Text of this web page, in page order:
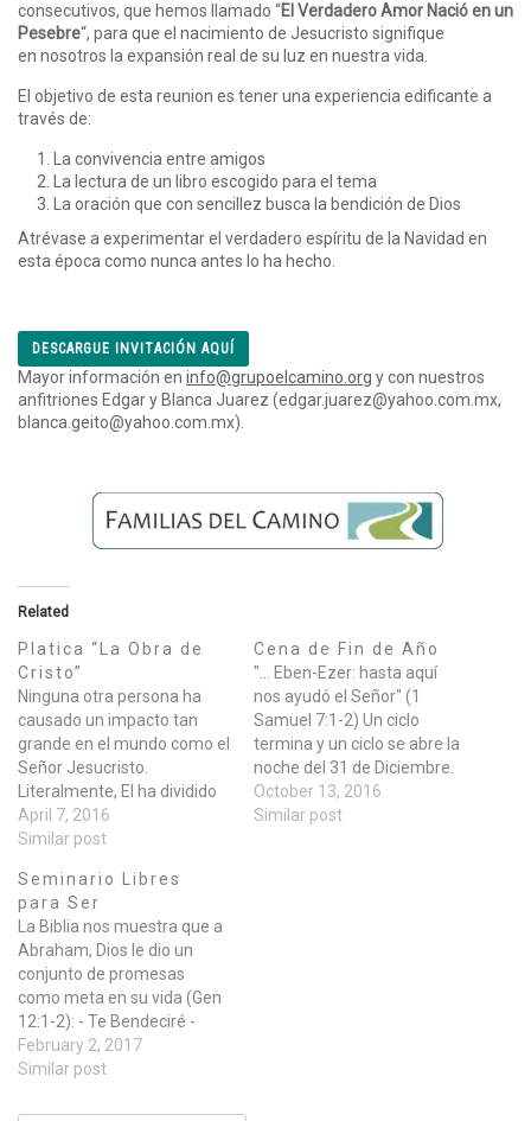
consecutivos, que hemos llamado “El Verdadero Amor Nació en un
Pesebre“, para que el nacimiento de Jesucristo signifique
en nosotros la expansión real de su luz en nuestra vida.
El objetivo de esta reunion es tener una experiencia edificante a
través de:
La convivencia entre amigos
La lectura de un libro escogido para el tema
La oración que con sencillez busca la bendición de Dios
Atrévase a experimentar el verdadero espíritu de la Navidad en
esta época como nunca antes lo ha hecho.
DESCARGUE INVITACIÓN AQUÍ
Mayor información en info@grupoelcamino.org y con nuestros
anfitriones Edgar y Blanca Juarez (edgar.juarez@yahoo.com.mx,
blanca.geito@yahoo.com.mx).
Related
Platica “La Obra de
Cristo”
Ninguna otra persona ha
causado un impacto tan
grande en el mundo como el
Señor Jesucristo.
Literalmente, El ha dividido
la historia en un antes de
Cristo y un despues de
Jesucristo sigue dividiendo
la historia de la vida
personal de aquellos que
creen y…
April 7, 2016
Similar post
Cena de Fin de Año
"... Eben-Ezer: hasta aquí
nos ayudó el Señor" (1
Samuel 7:1-2) Un ciclo
termina y un ciclo se abre la
noche del 31 de Diciembre.
Le invitamos a cerrar el año
celebrando como una
October 13, 2016
Similar post
Seminario Libres
para Ser
La Biblia nos muestra que a
Abraham, Dios le dio un
conjunto de promesas
como meta en su vida (Gen
12:1-2): - Te Bendeciré -
Engrandeceré tu Nombre -
Serás de Bendición En
que esta triple promesa de
February 2, 2017
Similar post